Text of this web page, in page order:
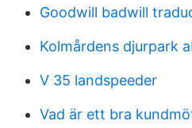
Goodwill badwill
Kolmårdens djurpark
V 35 landspeeder
Vad är ett bra